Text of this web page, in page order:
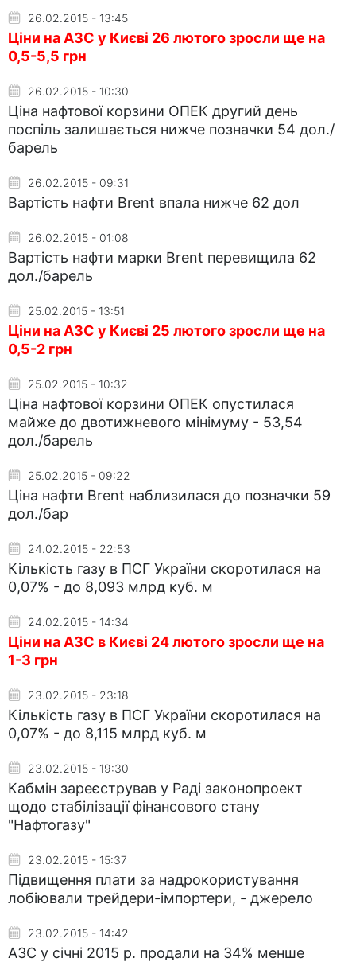
26.02.2015 - 13:45
Ціни на АЗС у Києві 26 лютого зросли ще на
0,5-5,5 грн
26.02.2015 - 10:30
Ціна нафтової корзини ОПЕК другий день
поспіль залишається нижче позначки 54 дол./
барель
26.02.2015 - 09:31
Вартість нафти Brent впала нижче 62 дол
26.02.2015 - 01:08
Вартість нафти марки Brent перевищила 62
дол./барель
25.02.2015 - 13:51
Ціни на АЗС у Києві 25 лютого зросли ще на
0,5-2 грн
25.02.2015 - 10:32
Ціна нафтової корзини ОПЕК опустилася
майже до двотижневого мінімуму - 53,54
дол./барель
25.02.2015 - 09:22
Ціна нафти Brent наблизилася до позначки 59
дол./бар
24.02.2015 - 22:53
Кількість газу в ПСГ України скоротилася на
0,07% - до 8,093 млрд куб. м
24.02.2015 - 14:34
Ціни на АЗС в Києві 24 лютого зросли ще на
1-3 грн
23.02.2015 - 23:18
Кількість газу в ПСГ України скоротилася на
0,07% - до 8,115 млрд куб. м
23.02.2015 - 19:30
Кабмін зареєстрував у Раді законопроект
щодо стабілізації фінансового стану
"Нафтогазу"
23.02.2015 - 15:37
Підвищення плати за надрокористування
лобіювали трейдери-імпортери, - джерело
23.02.2015 - 14:42
АЗС у січні 2015 р. продали на 34% менше